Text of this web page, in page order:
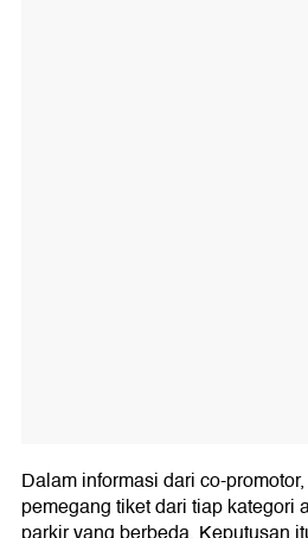
Dalam informasi dari co-
pemegang tiket dari tiap kategori